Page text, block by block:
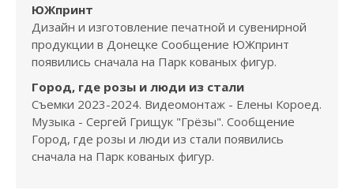
ЮЖпринт
Дизайн и изготовление печатной и сувенирной
продукции в Донецке Сообщение ЮЖпринт
появились сначала на Парк кованых фигур.
Город, где розы и люди из стали
Съемки 2023-2024. Видеомонтаж - Елены Короед.
Музыка - Сергей Грищук "Грёзы". Сообщение
Город, где розы и люди из стали появились
сначала на Парк кованых фигур.